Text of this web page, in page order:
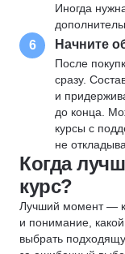
Иногда
6 Начните
После
сразу.
и
до конца.
курсы с
не
Когда
курс?
Лучший момент —
и понимание,
выбрать